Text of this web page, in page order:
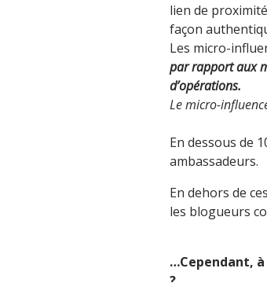
lien de
façon
Les micro-
par rapport aux
d’opérations.
Le micro-
En dessous de
ambassadeurs.
En dehors de
les blogueurs
…Cependant,